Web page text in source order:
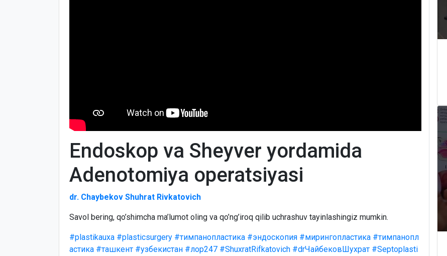
Endoskop va Sheyver yordamida
Adenotomiya operatsiyasi
dr. Chaybekov Shuhrat Rivkatovich
Savol bering, qo’shimcha ma’lumot oling va qo’ng’iroq qilib uchrashuv tayinlashingiz mumkin.
#plastikauxa #plasticsurgery #тимпанопластика #эндоскопия #мирингопластика #тимпанопл
астика #ташкент #узбекистан #лор247 #ShuxratRifkatovich #drЧайбековШухрат #Septoplasti